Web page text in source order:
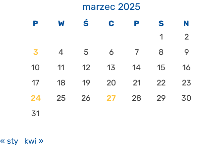
marzec 2025
P W Ś C P S
N
1
2
3
4 5 6 7 8
9
10
11 12 13 14 15
16
17
18 19 20 21 22
23
24
25 26 27 28 29
30
31
« sty kwi »